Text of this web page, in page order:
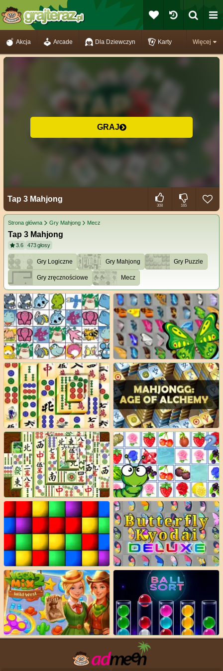
Więcej
Akcja Arcade Dla Dziewczyn Karty
GRAJ
Tap 3 Mahjong
308 165
Strona główna Gry Mahjong Mecz
Tap 3 Mahjong
3.6 473głosy
Gry Logiczne Gry Mahjong Gry Puzzle
Gry zręcznościowe Mecz